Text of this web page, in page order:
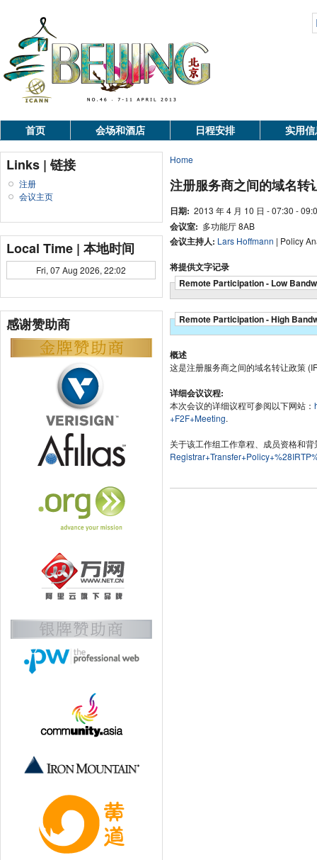
首页 会场和酒店 日程安排 实用
Links | 链接
注册
会议主页
Local Time | 本地时间
Fri, 07 Aug 2026, 22:02
感谢赞助商
Home
注册服务商之间的域名转
日期: 2013 年 4 月 10 日 - 07:30 -
会议室: 多功能厅 8AB
会议主持人: Lars Hoffmann | Policy
将提供文字记录
Remote Participation - Low
Remote Participation - High
概述
这是注册服务商之间的域名转让政策
详细会议议程:
本次会议的详细议程可参阅以下网站：
+F2F+Meeting.
关于该工作组工作章程、成员资格和